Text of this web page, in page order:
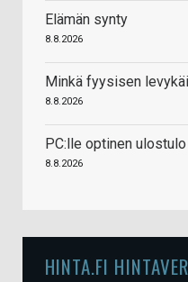
Elämän synty
8.8.2026
Minkä fyysisen
8.8.2026
PC:lle optinen ulostulo
8.8.2026
HINTA.FI